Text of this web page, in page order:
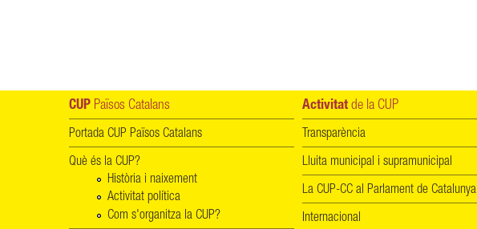
CUP Països Catalans
Portada CUP Països Catalans
Què és la CUP?
Història i naixement
Activitat política
Com s'organitza la CUP?
Activitat de la CUP
Transparència
Lluita municipal i supramunicipal
La CUP-CC al Parlament de Catalunya
Internacional